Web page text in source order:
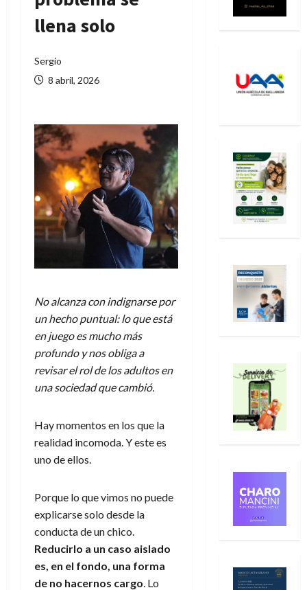
llena solo
Sergio
8 abril, 2026
No alcanza con indignarse por
un hecho puntual: lo que está
en juego es mucho más
profundo y nos obliga a
revisar el rol de los adultos en
una sociedad que cambió.
Hay momentos en los que la
realidad incomoda. Y este es
uno de ellos.
Porque lo que vimos no puede
explicarse solo desde la
conducta de un chico.
Reducirlo a un caso aislado
es, en el fondo, una forma
de no hacernos cargo . Lo